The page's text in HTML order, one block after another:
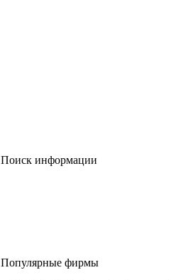
Поиск информации
Популярные фирмы